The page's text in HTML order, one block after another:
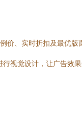
价、实时折扣及最优版
视觉设计，让广告效果